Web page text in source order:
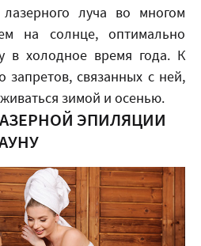
луча во многом
на солнце, оптимально
в холодное время года. К
запретов, связанных с ней,
зимой и осенью.
ЭПИЛЯЦИИ